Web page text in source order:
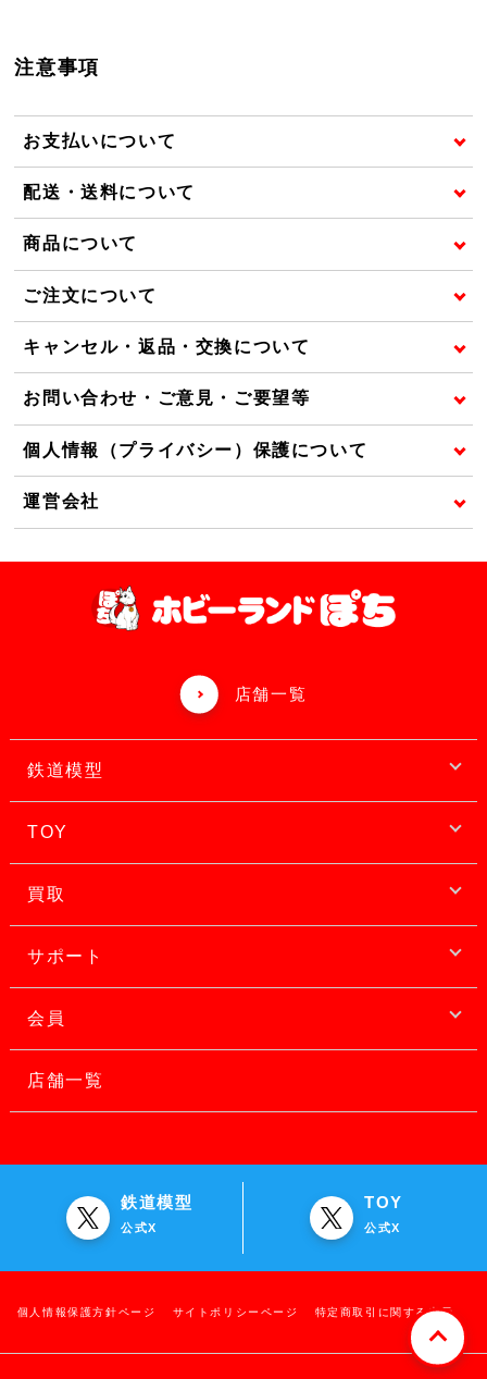
注意事項
お支払いについて
配送・送料について
商品について
ご注文について
キャンセル・返品・交換について
お問い合わせ・ご意見・ご要望等
個人情報（プライバシー）保護について
運営会社
店舗一覧
鉄道模型
TOY
買取
サポート
会員
店舗一覧
鉄道模型
公式X
TOY
公式X
個人情報保護方針ページ サイトポリシーページ 特定商取引に関する表示